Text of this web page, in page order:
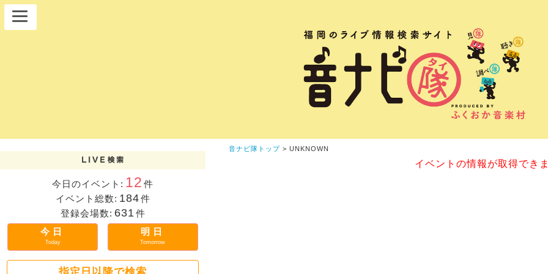
今日のイベント: 12 件
イベント総数: 184件
登録会場数: 631 件
今日
Today
明日
Tomorrow
指定日以降で検索
音ナビ隊トップ > UNKNOWN
イベントの情報が取得でき